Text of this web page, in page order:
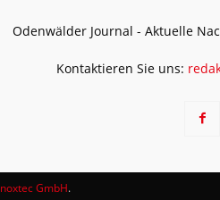
Odenwälder Journal - Aktuelle
Kontaktieren Sie uns:
noxtec GmbH.